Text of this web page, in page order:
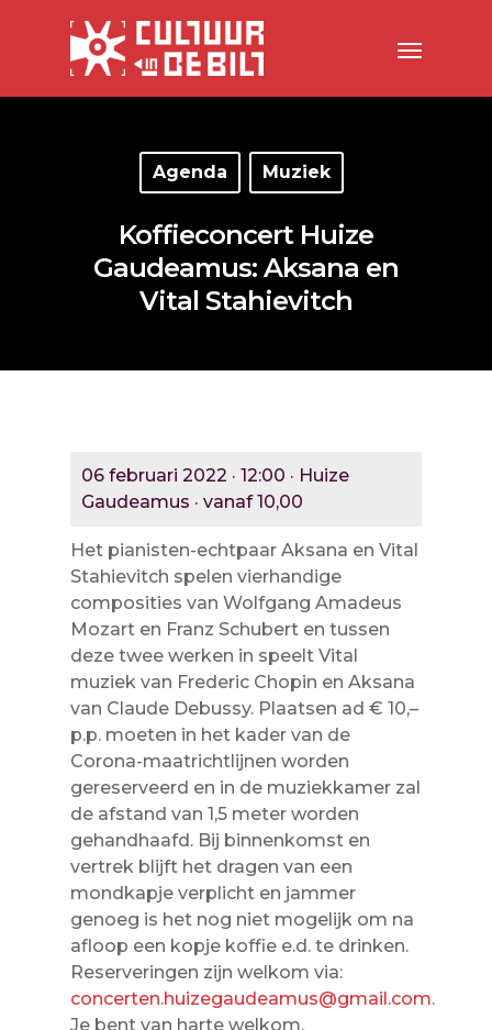
Agenda Muziek
Koffieconcert Huize
Gaudeamus: Aksana en
Vital Stahievitch
06 februari 2022 · 12:00 · Huize
Gaudeamus · vanaf 10,00
Het pianisten-echtpaar Aksana en Vital
Stahievitch spelen vierhandige
composities van Wolfgang Amadeus
Mozart en Franz Schubert en tussen
deze twee werken in speelt Vital
muziek van Frederic Chopin en Aksana
van Claude Debussy. Plaatsen ad € 10,–
p.p. moeten in het kader van de
Corona-maatrichtlijnen worden
gereserveerd en in de muziekkamer zal
de afstand van 1,5 meter worden
gehandhaafd. Bij binnenkomst en
vertrek blijft het dragen van een
mondkapje verplicht en jammer
genoeg is het nog niet mogelijk om na
afloop een kopje koffie e.d. te drinken.
Reserveringen zijn welkom via:
concerten.huizegaudeamus@gmail.com.
Je bent van harte welkom.